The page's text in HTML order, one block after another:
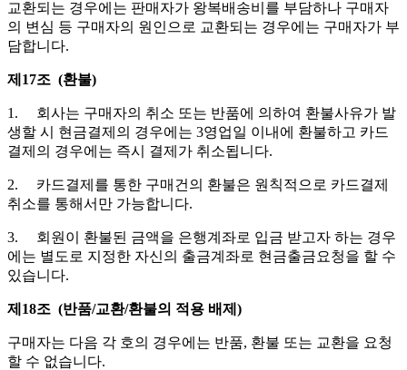
교환되는 경우에는 판매자가 왕복배송비를 부담하나 구매자
의 변심 등 구매자의 원인으로 교환되는 경우에는 구매자가 부
담합니다.
제17조 (환불)
1. 회사는 구매자의 취소 또는 반품에 의하여 환불사유가 발
생할 시 현금결제의 경우에는 3영업일 이내에 환불하고 카드
결제의 경우에는 즉시 결제가 취소됩니다.
2. 카드결제를 통한 구매건의 환불은 원칙적으로 카드결제
취소를 통해서만 가능합니다.
3. 회원이 환불된 금액을 은행계좌로 입금 받고자 하는 경우
에는 별도로 지정한 자신의 출금계좌로 현금출금요청을 할 수
있습니다.
제18조 (반품/교환/환불의 적용 배제)
구매자는 다음 각 호의 경우에는 반품, 환불 또는 교환을 요청
할 수 없습니다.